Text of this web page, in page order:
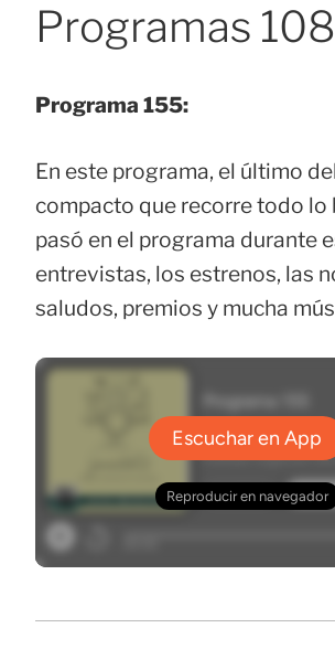
Programas
Programa 155:
En este programa, el último
compacto que recorre todo lo
pasó en el programa durante
entrevistas, los estrenos, las
saludos, premios y mucha